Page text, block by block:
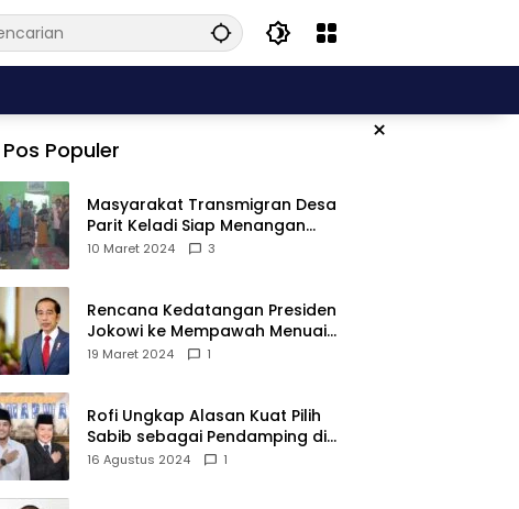
×
Pos Populer
Masyarakat Transmigran Desa
Parit Keladi Siap Menangan
Fauzan-Mirza di Pilkada Kubu
10 Maret 2024 3
Rencana Kedatangan Presiden
Jokowi ke Mempawah Menuai
Pro Kontra, Apa Sebabnya?
19 Maret 2024 1
Rofi Ungkap Alasan Kuat Pilih
Sabib sebagai Pendamping di
Pilkada Sambas
16 Agustus 2024 1